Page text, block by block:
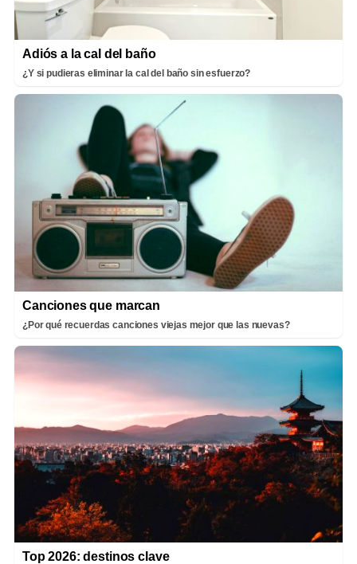
Adiós a la cal del baño
¿Y si pudieras eliminar la cal del baño sin esfuerzo?
Canciones que marcan
¿Por qué recuerdas canciones viejas mejor que las nuevas?
Top 2026: destinos clave